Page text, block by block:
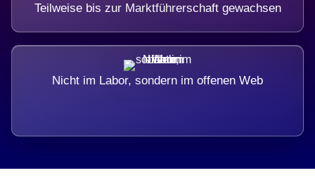
Teilweise bis zur Marktführerschaft gewachsen
Nicht im Labor, sondern im offenen Web